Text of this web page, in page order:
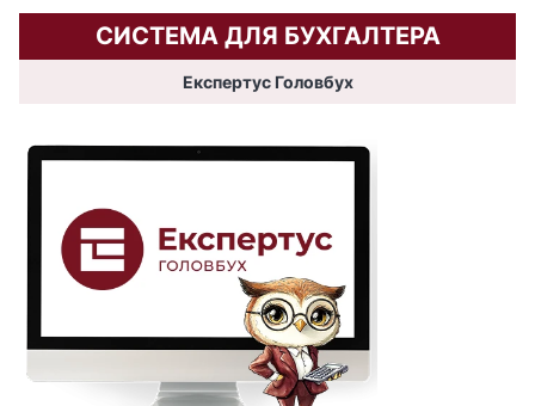
СИСТЕМА ДЛЯ БУХГАЛТЕРА
Експертус Головбух